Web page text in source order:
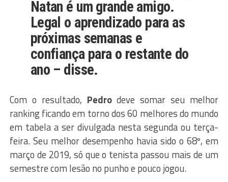
Natan é um grande amigo.
Legal o aprendizado para as
próximas semanas e
confiança para o restante do
ano – disse.
Com o resultado, Pedrodeve somar seu melhor
ranking ficando em torno dos 60 melhores do mundo
em tabela a ser divulgada nesta segunda ou terça-
feira. Seu melhor desempenho havia sido o 68º, em
março de 2019, só que o tenista passou mais de um
semestre com lesão no punho e pouco jogou.